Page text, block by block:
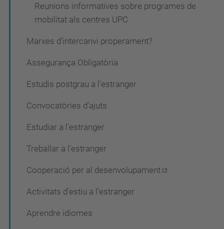
Reunions informatives sobre programes de
mobilitat als centres UPC
Marxes d'intercanvi properament?
Assegurança Obligatòria
Estudis postgrau a l'estranger
Convocatòries d'ajuts
Estudiar a l'estranger
Treballar a l'estranger
Cooperació per al desenvolupament
Activitats d'estiu a l'estranger
Aprendre idiomes